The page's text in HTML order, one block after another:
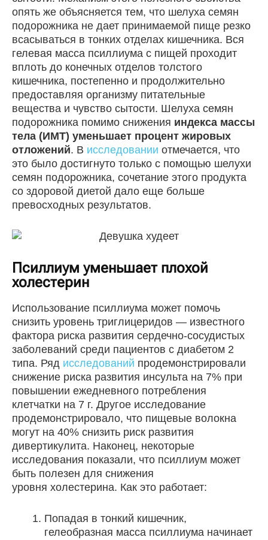
опять же объясняется тем, что шелуха семян
подорожника не дает принимаемой пище резко
всасываться в тонких отделах кишечника. Вся
гелевая масса псиллиума с пищей проходит
вплоть до конечных отделов толстого
кишечника, постепенно и продолжительно
предоставляя организму питательные
вещества и чувство сытости. Шелуха семян
подорожника помимо снижения индекса массы
тела (ИМТ) уменьшает процент жировых
отложений. В исследовании отмечается, что
это было достигнуто только с помощью шелухи
семян подорожника, сочетание этого продукта
со здоровой диетой дало еще больше
превосходных результатов.
Псиллиум уменьшает плохой
холестерин
Использование псиллиума может помочь
снизить уровень триглицеридов — известного
фактора риска развития сердечно-сосудистых
заболеваний среди пациентов с диабетом 2
типа. Ряд исследований продемонстрировали
снижение риска развития инсульта на 7% при
повышении ежедневного потребления
клетчатки на 7 г. Другое исследование
продемонстрировало, что пищевые волокна
могут на 40% снизить риск развития
дивертикулита. Наконец, некоторые
исследования показали, что псиллиум может
быть полезен для снижения
уровня холестерина. Как это работает:
Попадая в тонкий кишечник,
гелеобразная масса псиллиума начинает